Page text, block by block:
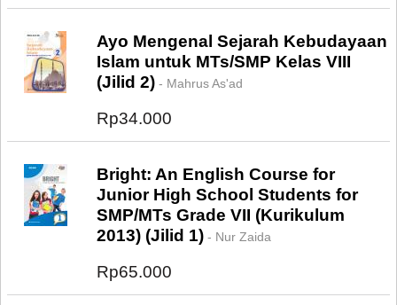
Ayo Mengenal Sejarah Kebudayaan
Islam untuk MTs/SMP Kelas VIII
(Jilid 2) - Mahrus As'ad
Rp34.000
Bright: An English Course for
Junior High School Students for
SMP/MTs Grade VII (Kurikulum
2013) (Jilid 1) - Nur Zaida
Rp65.000